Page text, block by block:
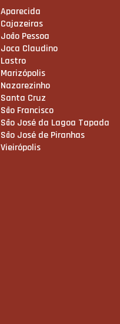
Aparecida
Cajazeiras
João Pessoa
Joca Claudino
Lastro
Marizópolis
Nazarezinho
Santa Cruz
São Francisco
São José da Lagoa Tapada
São José de Piranhas
Vieirópolis